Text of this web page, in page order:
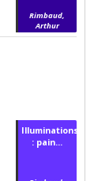
Rimbaud,
Arthur
Illuminations
: pain...